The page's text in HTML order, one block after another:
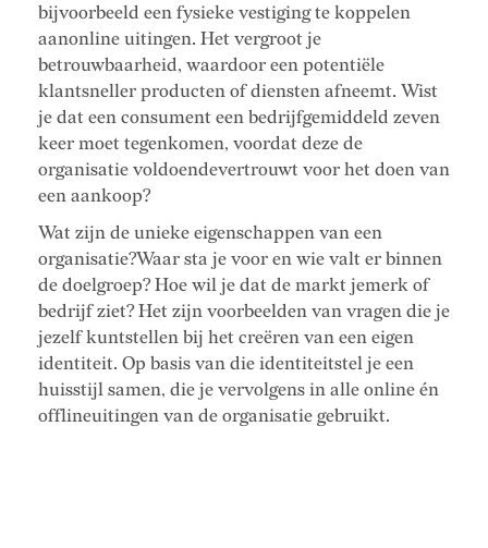
bijvoorbeeld een fysieke vestiging te koppelen
aanonline uitingen. Het vergroot je
betrouwbaarheid, waardoor een potentiële
klantsneller producten of diensten afneemt. Wist
je dat een consument een bedrijfgemiddeld zeven
keer moet tegenkomen, voordat deze de
organisatie voldoendevertrouwt voor het doen van
een aankoop?
Wat zijn de unieke eigenschappen van een
organisatie?Waar sta je voor en wie valt er binnen
de doelgroep? Hoe wil je dat de markt jemerk of
bedrijf ziet? Het zijn voorbeelden van vragen die je
jezelf kuntstellen bij het creëren van een eigen
identiteit. Op basis van die identiteitstel je een
huisstijl samen, die je vervolgens in alle online én
offlineuitingen van de organisatie gebruikt.